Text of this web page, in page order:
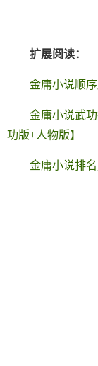
扩展阅读：
金庸小说顺
金庸小说武
功版+人物版】
金庸小说排